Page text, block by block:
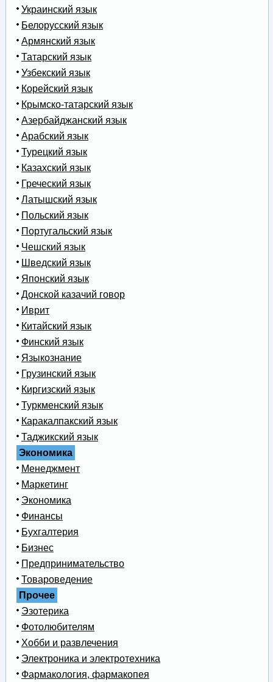
Украинский язык
Белорусский язык
Армянский язык
Татарский язык
Узбекский язык
Корейский язык
Крымско-татарский язык
Азербайджанский язык
Арабский язык
Турецкий язык
Казахский язык
Греческий язык
Латышский язык
Польский язык
Португальский язык
Чешский язык
Шведский язык
Японский язык
Донской казачий говор
Иврит
Китайский язык
Финский язык
Языкознание
Грузинский язык
Киргизский язык
Туркменский язык
Каракалпакский язык
Таджикский язык
Экономика
Менеджмент
Маркетинг
Экономика
Финансы
Бухгалтерия
Бизнес
Предпринимательство
Товароведение
Прочее
Эзотерика
Фотолюбителям
Хобби и развлечения
Электроника и электротехника
Фармакология, фармакопея